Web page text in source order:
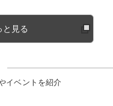
と見る
イベントを紹介